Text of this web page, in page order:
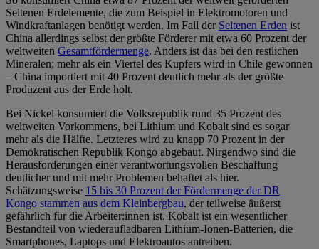
Seltenen Erdelemente, die zum Beispiel in Elektromotoren und
Windkraftanlagen benötigt werden. Im Fall der Seltenen Erden ist
China allerdings selbst der größte Förderer mit etwa 60 Prozent der
weltweiten Gesamtfördermenge. Anders ist das bei den restlichen
Mineralen; mehr als ein Viertel des Kupfers wird in Chile gewonnen
– China importiert mit 40 Prozent deutlich mehr als der größte
Produzent aus der Erde holt.
Bei Nickel konsumiert die Volksrepublik rund 35 Prozent des
weltweiten Vorkommens, bei Lithium und Kobalt sind es sogar
mehr als die Hälfte. Letzteres wird zu knapp 70 Prozent in der
Demokratischen Republik Kongo abgebaut. Nirgendwo sind die
Herausforderungen einer verantwortungsvollen Beschaffung
deutlicher und mit mehr Problemen behaftet als hier.
Schätzungsweise 15 bis 30 Prozent der Fördermenge der DR
Kongo stammen aus dem Kleinbergbau, der teilweise äußerst
gefährlich für die Arbeiter:innen ist. Kobalt ist ein wesentlicher
Bestandteil von wiederaufladbaren Lithium-Ionen-Batterien, die
Smartphones, Laptops und Elektroautos antreiben.